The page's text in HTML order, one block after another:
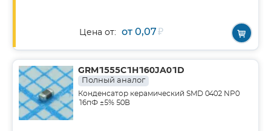
Цена от: от 0,07₽
GRM1555C1H160JA01D
Полный аналог
Конденсатор керамический SMD 0402 NP0
16пФ ±5% 50В